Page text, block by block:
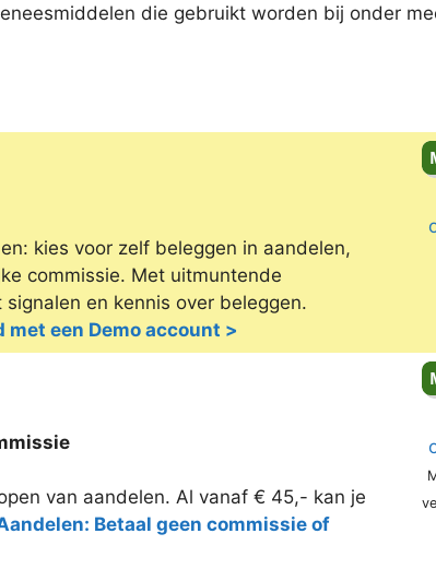
die gebruikt worden bij onder
kies voor zelf beleggen in aandelen,
commissie. Met uitmuntende
en kennis over beleggen.
een Demo account >
van aandelen. Al vanaf € 45,- kan je
Betaal geen commissie of